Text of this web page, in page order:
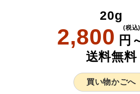
20g
2,800 円
(税込)
送料無料
買い物かごへ